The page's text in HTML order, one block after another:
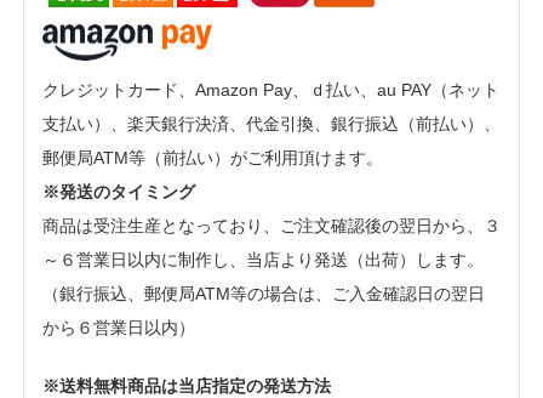
クレジットカード、Amazon Pay、ｄ払い、au PAY（ネット
支払い）、楽天銀行決済、代金引換、銀行振込（前払い）、
郵便局ATM等（前払い）がご利用頂けます。
※発送のタイミング
商品は受注生産となっており、ご注文確認後の翌日から、３
～６営業日以内に制作し、当店より発送（出荷）します。
（銀行振込、郵便局ATM等の場合は、ご入金確認日の翌日
から６営業日以内）
※送料無料商品は当店指定の発送方法